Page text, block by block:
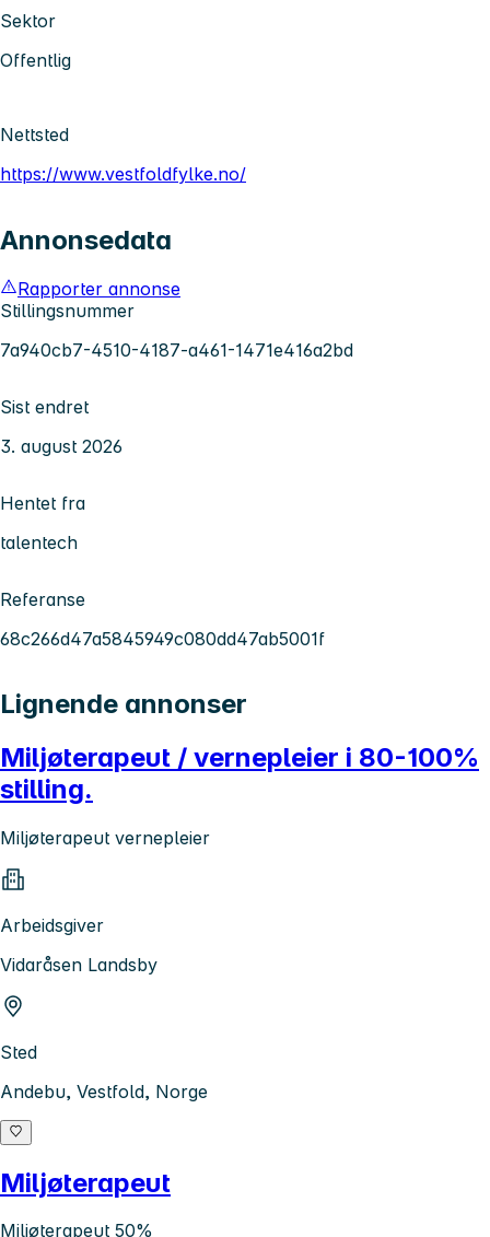
Sektor
Offentlig
Nettsted
https://www.vestfoldfylke.no/
Annonsedata
Rapporter annonse
Stillingsnummer
7a940cb7-4510-4187-a461-1471e416a2bd
Sist endret
3. august 2026
Hentet fra
talentech
Referanse
68c266d47a5845949c080dd47ab5001f
Lignende annonser
Miljøterapeut / vernepleier i 80-100%
stilling.
Miljøterapeut vernepleier
Arbeidsgiver
Vidaråsen Landsby
Sted
Andebu, Vestfold, Norge
Miljøterapeut
Miljøterapeut 50%